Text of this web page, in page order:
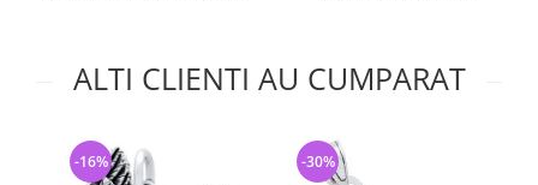
ALTI CLIENTI AU CUMPARAT
-16% -30%